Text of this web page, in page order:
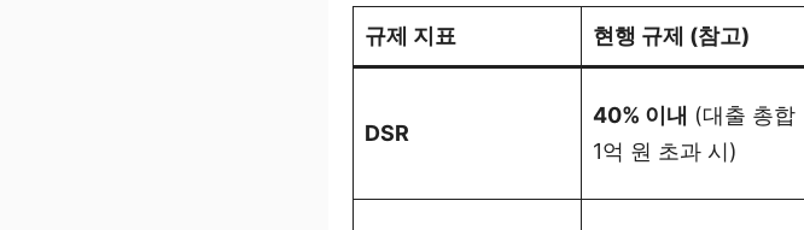
규제 지표 현행 규제 (참고)
DSR
40% 이내 (대출 총합
1억 원 초과 시)